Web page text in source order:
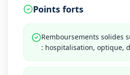
Points forts
Remboursements solides
: hospitalisation, optique,